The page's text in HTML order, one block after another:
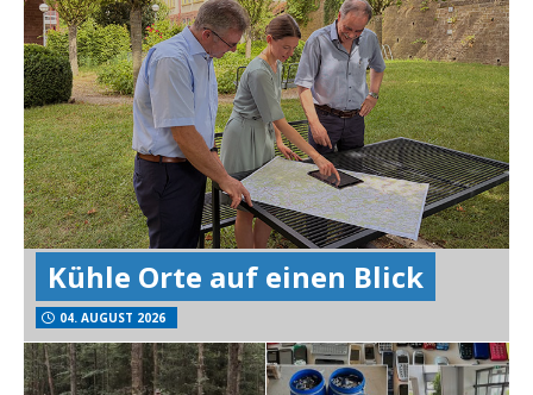
Kühle Orte auf einen Blick
04. AUGUST 2026